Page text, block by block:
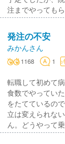
注までやっても
発注の不安
みかんさん
1168 1
転職して初めて
食数でやってい
をたてているの
立は変えられな
ん。どうやって